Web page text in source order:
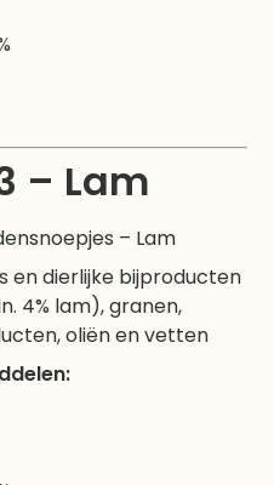
– Lam
– Lam
en dierlijke bijproducten
4% lam), granen,
oliën en vetten